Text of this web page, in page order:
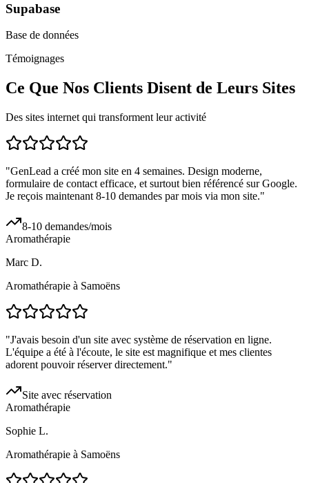
Supabase
Base de données
Témoignages
Ce Que Nos Clients Disent de Leurs Sites
Des sites internet qui transforment leur activité
"GenLead a créé mon site en 4 semaines. Design moderne,
formulaire de contact efficace, et surtout bien référencé sur Google.
Je reçois maintenant 8-10 demandes par mois via mon site."
8-10 demandes/mois
Aromathérapie
Marc D.
Aromathérapie à Samoëns
"J'avais besoin d'un site avec système de réservation en ligne.
L'équipe a été à l'écoute, le site est magnifique et mes clientes
adorent pouvoir réserver directement."
Site avec réservation
Aromathérapie
Sophie L.
Aromathérapie à Samoëns